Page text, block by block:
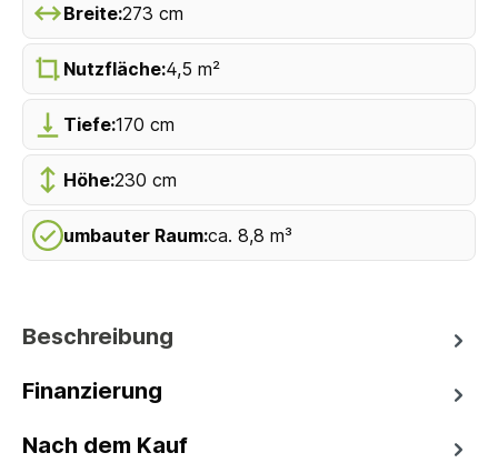
Breite:273 cm
Nutzfläche:4,5 m²
Tiefe:170 cm
Höhe:230 cm
umbauter Raum:ca. 8,8 m³
Beschreibung
Finanzierung
Nach dem Kauf